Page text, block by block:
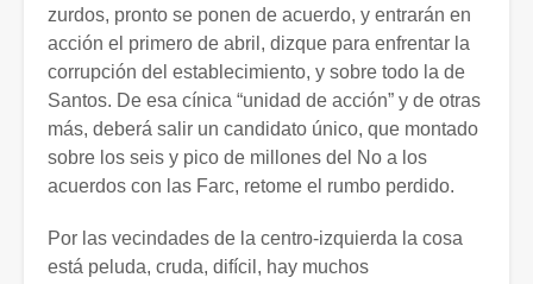
zurdos, pronto se ponen de acuerdo, y entrarán en
acción el primero de abril, dizque para enfrentar la
corrupción del establecimiento, y sobre todo la de
Santos. De esa cínica “unidad de acción” y de otras
más, deberá salir un candidato único, que montado
sobre los seis y pico de millones del No a los
acuerdos con las Farc, retome el rumbo perdido.
Por las vecindades de la centro-izquierda la cosa
está peluda, cruda, difícil, hay muchos